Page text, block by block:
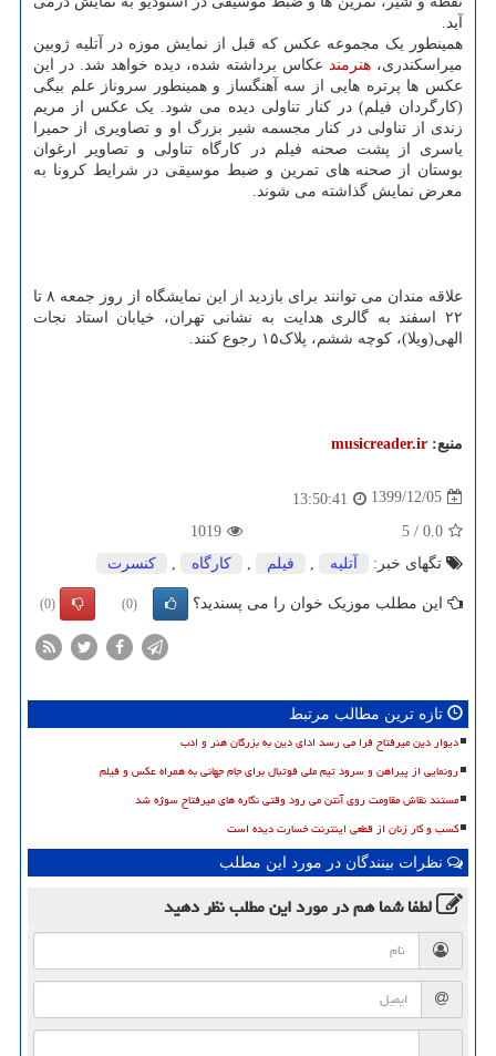
آید.
همینطور یک مجموعه عکس که قبل از نمایش موزه در آتلیه ژوبین
میراسکندری، هنرمند عکاس برداشته شده، دیده خواهد شد. در این
عکس ها پرتره هایی از سه آهنگساز و همینطور سروناز علم بیگی
(کارگردان فیلم) در کنار تناولی دیده می شود. یک عکس از مریم
زندی از تناولی در کنار مجسمه شیر بزرگ او و تصاویری از حمیرا
یاسری از پشت صحنه فیلم در کارگاه تناولی و تصاویر ارغوان
بوستان از صحنه های تمرین و ضبط موسیقی در شرایط کرونا به
معرض نمایش گذاشته می شوند.
علاقه مندان می توانند برای بازدید از این نمایشگاه از روز جمعه ۸ تا
۲۲ اسفند به گالری هدایت به نشانی تهران، خیابان استاد نجات
الهی(ویلا)، کوچه ششم، پلاک۱۵ رجوع کنند.
منبع: musicreader.ir
1399/12/05
13:50:41
0.0
/
5
1019
تگهای خبر:
آتلیه فیلم كارگاه كنسرت
این مطلب موزیک خوان را می پسندید؟ (0)
(0)
تازه ترین مطالب مرتبط
دیوار دین میرفتاح فرا می رسد ادای دین به بزرگان هنر و ادب
رونمایی از پیراهن و سرود تیم ملی فوتبال برای جام جهانی به همراه عکس و فیلم
مستند نقاش مقاومت روی آنتن می رود وقتی نگاره های میرفتاح سوژه شد
کسب و کار زنان از قطعی اینترنت خسارت دیده است
نظرات بینندگان در مورد این مطلب
لطفا شما همدر مورد این مطلبنظر دهید